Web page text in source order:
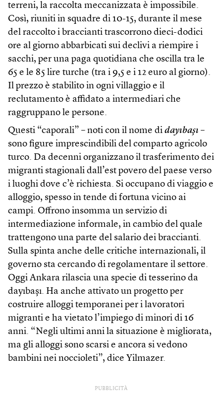
terreni, la raccolta meccanizzata è impossibile.
Così, riuniti in squadre di 10-15, durante il mese
del raccolto i braccianti trascorrono dieci-dodici
ore al giorno abbarbicati sui declivi a riempire i
sacchi, per una paga quotidiana che oscilla tra le
65 e le 85 lire turche (tra i 9,5 e i 12 euro al giorno).
Il prezzo è stabilito in ogni villaggio e il
reclutamento è affidato a intermediari che
raggruppano le persone.
Questi “caporali” – noti con il nome di dayıbaşı –
sono figure imprescindibili del comparto agricolo
turco. Da decenni organizzano il trasferimento dei
migranti stagionali dall’est povero del paese verso
i luoghi dove c’è richiesta. Si occupano di viaggio e
alloggio, spesso in tende di fortuna vicino ai
campi. Offrono insomma un servizio di
intermediazione informale, in cambio del quale
trattengono una parte del salario dei braccianti.
Sulla spinta anche delle critiche internazionali, il
governo sta cercando di regolamentare il settore.
Oggi Ankara rilascia una specie di tesserino da
dayıbaşı. Ha anche attivato un progetto per
costruire alloggi temporanei per i lavoratori
migranti e ha vietato l’impiego di minori di 16
anni. “Negli ultimi anni la situazione è migliorata,
ma gli alloggi sono scarsi e ancora si vedono
bambini nei noccioleti”, dice Yilmazer.
PUBBLICITÀ